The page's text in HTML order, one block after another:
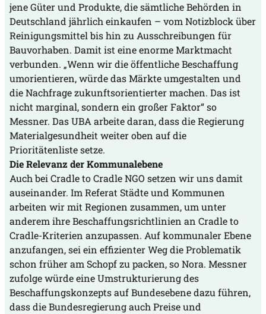
jene Güter und Produkte, die sämtliche Behörden in
Deutschland jährlich einkaufen – vom Notizblock über
Reinigungsmittel bis hin zu Ausschreibungen für
Bauvorhaben. Damit ist eine enorme Marktmacht
verbunden. „Wenn wir die öffentliche Beschaffung
umorientieren, würde das Märkte umgestalten und
die Nachfrage zukunftsorientierter machen. Das ist
nicht marginal, sondern ein großer Faktor“ so
Messner. Das UBA arbeite daran, dass die Regierung
Materialgesundheit weiter oben auf die
Prioritätenliste setze.
Die Relevanz der Kommunalebene
Auch bei Cradle to Cradle NGO setzen wir uns damit
auseinander. Im Referat Städte und Kommunen
arbeiten wir mit Regionen zusammen, um unter
anderem ihre Beschaffungsrichtlinien an Cradle to
Cradle-Kriterien anzupassen. Auf kommunaler Ebene
anzufangen, sei ein effizienter Weg die Problematik
schon früher am Schopf zu packen, so Nora. Messner
zufolge würde eine Umstrukturierung des
Beschaffungskonzepts auf Bundesebene dazu führen,
dass die Bundesregierung auch Preise und